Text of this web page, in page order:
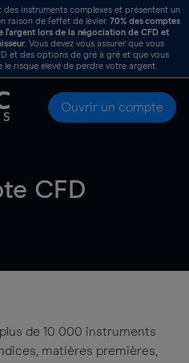
des instruments complexes et présentent un
raison de l’effet de levier. 70%des comptes
l’argent lors de la négociation de CFD et
. Vous devez vous assurer que vous
et des options de gré à gré et que vous
risque élevé de perdre votre argent.
Ouvrir un compte
CFD
de 10 000 instruments
matières premières,